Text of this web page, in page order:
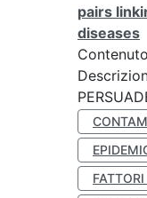
pairs
diseases